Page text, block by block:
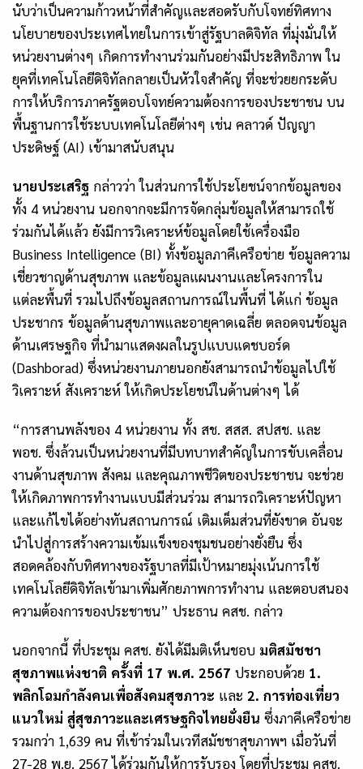
นับว่าเป็นความก้าวหน้าที่สำคัญและสอดรับกับโจทย์ทิศทาง
นโยบายของประเทศไทยในการเข้าสู่รัฐบาลดิจิทัล ที่มุ่งมั่นให้
หน่วยงานต่างๆ เกิดการทำงานร่วมกันอย่างมีประสิทธิภาพ ใน
ยุคที่เทคโนโลยีดิจิทัลกลายเป็นหัวใจสำคัญ ที่จะช่วยยกระดับ
การให้บริการภาครัฐตอบโจทย์ความต้องการของประชาชน บน
พื้นฐานการใช้ระบบเทคโนโลยีต่างๆ เช่น คลาวด์ ปัญญา
ประดิษฐ์ (AI) เข้ามาสนับสนุน
นายประเสริฐ กล่าวว่า ในส่วนการใช้ประโยชน์จากข้อมูลของ
ทั้ง 4 หน่วยงาน นอกจากจะมีการจัดกลุ่มข้อมูลให้สามารถใช้
ร่วมกันได้แล้ว ยังมีการวิเคราะห์ข้อมูลโดยใช้เครื่องมือ
Business Intelligence (BI) ทั้งข้อมูลภาคีเครือข่าย ข้อมูลความ
เชี่ยวชาญด้านสุขภาพ และข้อมูลแผนงานและโครงการใน
แต่ละพื้นที่ รวมไปถึงข้อมูลสถานการณ์ในพื้นที่ ได้แก่ ข้อมูล
ประชากร ข้อมูลด้านสุขภาพและอายุคาดเฉลี่ย ตลอดจนข้อมูล
ด้านเศรษฐกิจ ที่นำมาแสดงผลในรูปแบบแดชบอร์ด
(Dashborad) ซึ่งหน่วยงานภายนอกยังสามารถนำข้อมูลไปใช้
วิเคราะห์ สังเคราะห์ ให้เกิดประโยชน์ในด้านต่างๆ ได้
“การสานพลังของ 4 หน่วยงาน ทั้ง สช. สสส. สปสช. และ
พอช. ซึ่งล้วนเป็นหน่วยงานที่มีบทบาทสำคัญในการขับเคลื่อน
งานด้านสุขภาพ สังคม และคุณภาพชีวิตของประชาชน จะช่วย
ให้เกิดภาพการทำงานแบบมีส่วนร่วม สามารถวิเคราะห์ปัญหา
และแก้ไขได้อย่างทันสถานการณ์ เติมเต็มส่วนที่ยังขาด อันจะ
นำไปสู่การสร้างความเข้มแข็งของชุมชนอย่างยั่งยืน ซึ่ง
สอดคล้องกับทิศทางของรัฐบาลที่มีเป้าหมายมุ่งเน้นการใช้
เทคโนโลยีดิจิทัลเข้ามาเพิ่มศักยภาพการทำงาน และตอบสนอง
ความต้องการของประชาชน” ประธาน คสช. กล่าว
นอกจากนี้ ที่ประชุม คสช. ยังได้มีมติเห็นชอบ มติสมัชชา
สุขภาพแห่งชาติ ครั้งที่ 17 พ.ศ. 2567 ประกอบด้วย 1.
พลิกโฉมกำลังคนเพื่อสังคมสุขภาวะ และ 2. การท่องเที่ยว
แนวใหม่ สู่สุขภาวะและเศรษฐกิจไทยยั่งยืน ซึ่งภาคีเครือข่าย
รวมกว่า 1,639 คน ที่เข้าร่วมในเวทีสมัชชาสุขภาพฯ เมื่อวันที่
27-28 พ.ย. 2567 ได้ร่วมกันให้การรับรอง โดยที่ประชุม คสช.